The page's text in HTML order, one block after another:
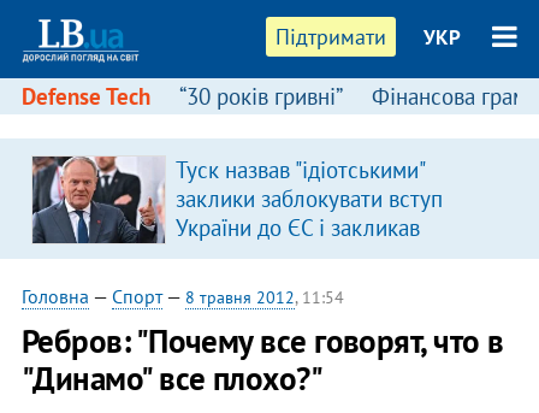
Підтримати УКР
Defense Tech “30 років гривні” Фінансова
Туск назвав "ідіотськими"
заклики заблокувати вступ
України до ЄС і закликав
припинити антиукраїнську
риторику
Головна — Спорт— 8 травня 2012, 11:54
Ребров: "Почему все говорят, что в
"Динамо" все плохо?"